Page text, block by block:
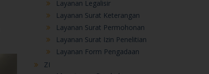
ZI
Manajemen Perubahan
Penataan Tata Laksana
Penataan Manajemen SDM
Penguatan Akuntabilitas Kinerja